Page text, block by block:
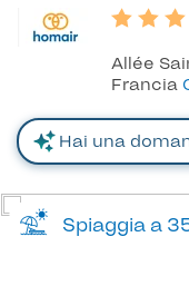
Allée
Francia
Spiaggia a